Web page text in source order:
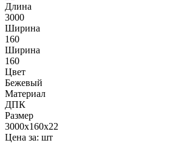
Длина
3000
Ширина
160
Ширина
160
Цвет
Бежевый
Материал
ДПК
Размер
3000x160x22
Цена за: шт